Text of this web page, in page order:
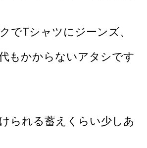
でTシャツにジーンズ、
もかからないアタシです
られる蓄えくらい少しあ